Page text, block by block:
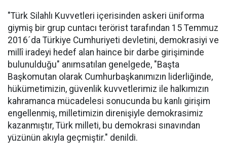
"Türk Silahlı Kuvvetleri içerisinden askeri üniforma
giymiş bir grup cuntacı terörist tarafından 15 Temmuz
2016´da Türkiye Cumhuriyeti devletini, demokrasiyi ve
millî iradeyi hedef alan haince bir darbe girişiminde
bulunulduğu" anımsatılan genelgede, "Başta
Başkomutan olarak Cumhurbaşkanımızın liderliğinde,
hükümetimizin, güvenlik kuvvetlerimiz ile halkımızın
kahramanca mücadelesi sonucunda bu kanlı girişim
engellenmiş, milletimizin direnişiyle demokrasimiz
kazanmıştır, Türk milleti, bu demokrasi sınavından
yüzünün akıyla geçmiştir." denildi.